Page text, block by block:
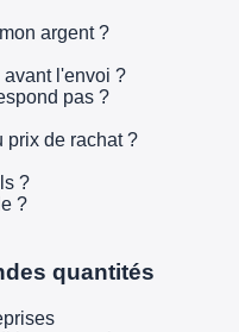
argent ?
l'envoi ?
pas ?
prix de rachat ?
?
?
quantités